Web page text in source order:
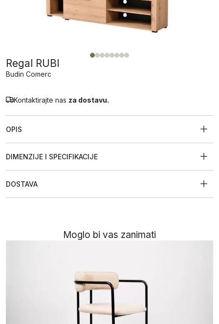
Regal RUBI
Budin Comerc
Kontaktirajte nas za dostavu.
OPIS
DIMENZIJE I SPECIFIKACIJE
DOSTAVA
Moglo bi vas zanimati